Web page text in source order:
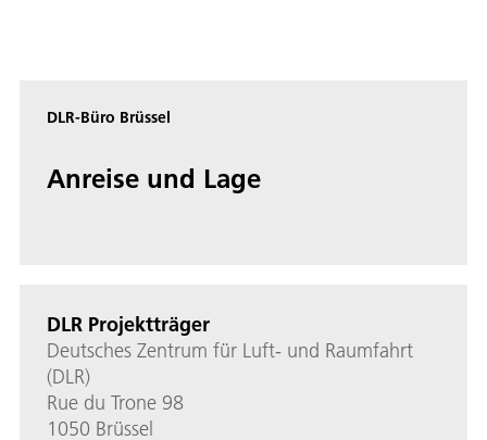
DLR-Büro Brüssel
An­rei­se und La­ge
DLR Projektträger
Deutsches Zentrum für Luft- und Raumfahrt
(DLR)
Rue du Trone 98
1050 Brüssel